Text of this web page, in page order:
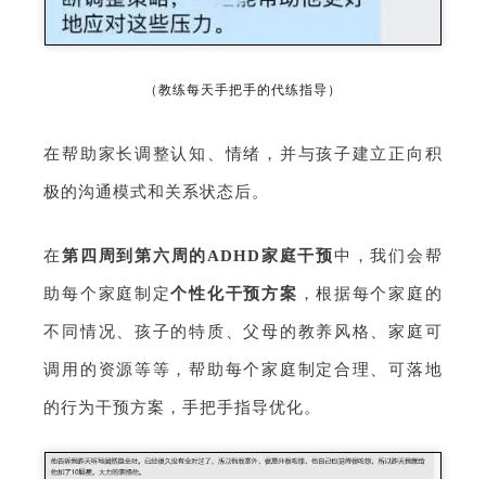
（教练每天手把手的代练指导）
在帮助家长调整认知、情绪，并与孩子建立正向积
极的沟通模式和关系状态后。
在第四周到第六周的ADHD家庭干预中 ，我们会帮
助每个家庭制定个性化干预方案 ，根据每个家庭的
不同情况、孩子的特质、父母的教养风格、家庭可
调用的资源等等，帮助每个家庭制定合理、可落地
的行为干预方案，手把手指导优化。